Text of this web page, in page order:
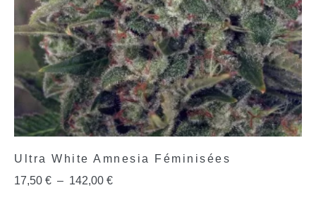
Ultra White Amnesia Féminisées
17,50 € – 142,00 €